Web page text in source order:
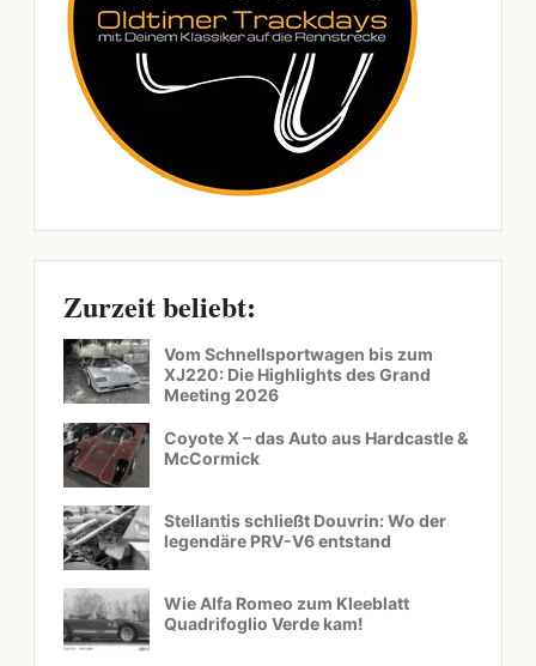
Zurzeit beliebt:
Vom Schnellsportwagen bis zum
XJ220: Die Highlights des Grand
Meeting 2026
Coyote X – das Auto aus Hardcastle &
McCormick
Stellantis schließt Douvrin: Wo der
legendäre PRV-V6 entstand
Wie Alfa Romeo zum Kleeblatt
Quadrifoglio Verde kam!